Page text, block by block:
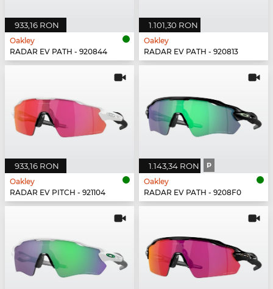
933,16 RON
Oakley
RADAR EV PATH - 920844
1.101,30 RON
Oakley
RADAR EV PATH - 920813
933,16 RON
Oakley
RADAR EV PITCH - 921104
1.143,34 RON P
Oakley
RADAR EV PATH - 9208F0